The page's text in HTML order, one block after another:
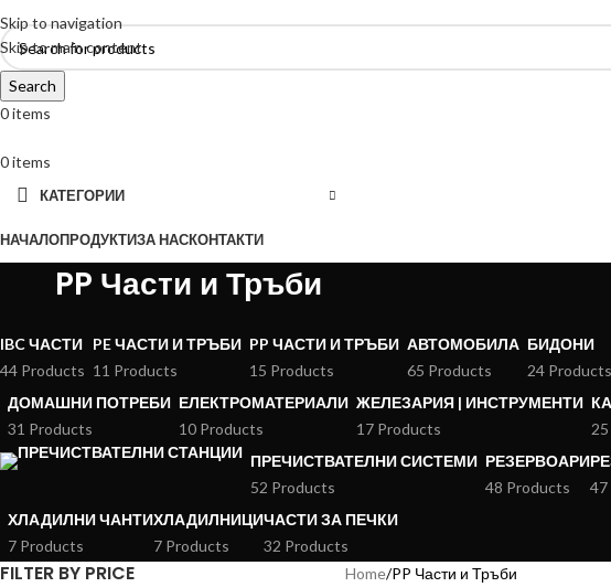
Skip to navigation
Skip to main content
Search
0items
0items
КАТЕГОРИИ
НАЧАЛОПРОДУКТИЗА НАСКОНТАКТИ
PP Части и Тръби
IBC ЧАСТИ
44 Products
PE ЧАСТИ И ТРЪБИ
11 Products
PP ЧАСТИ И ТРЪБИ
15 Products
АВТОМОБИЛА
65 Products
БИДОНИ
24 Products
ДОМАШНИ ПОТРЕБИ
31 Products
ЕЛЕКТРОМАТЕРИАЛИ
10 Products
ЖЕЛЕЗАРИЯ | ИНСТРУМЕНТИ
17 Products
ПРЕЧИСТВАТЕЛНИ СИСТЕМИ
52 Products
РЕЗЕРВОАРИ
48 Products
47
ХЛАДИЛНИ ЧАНТИ
7 Products
ХЛАДИЛНИЦИ
7 Products
ЧАСТИ ЗА ПЕЧКИ
32 Products
FILTER BY PRICE Home PP Части и Тръби